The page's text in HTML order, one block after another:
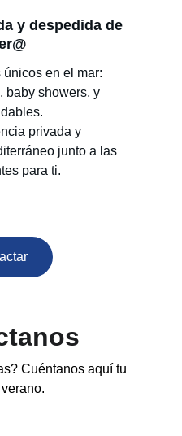
en el mar:
baby showers, y
privada y
junto a las
para ti.
y despedida de
Cuéntanos aquí tu